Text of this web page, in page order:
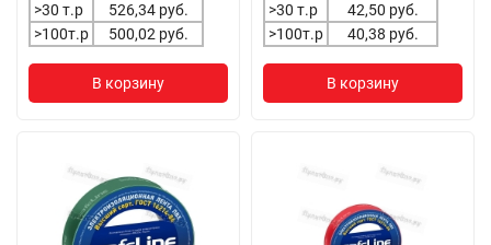
>30 т.р
526,34 руб.
>100т.р
500,02 руб.
В корзину
>30 т.р
42,50 руб.
>100т.р
40,38 руб.
В корзину